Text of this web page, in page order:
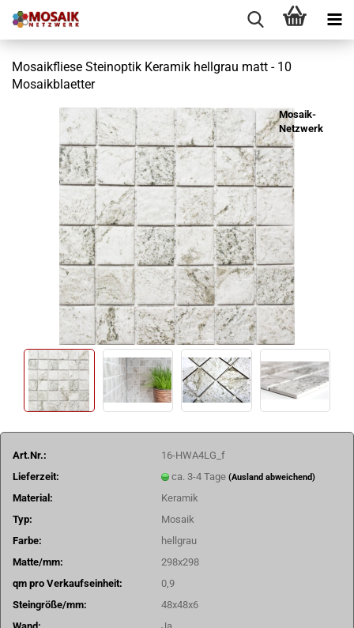
Mosaikfliese Steinoptik Keramik hellgrau matt - 10
Mosaikblaetter
Mosaik-
Netzwerk
Art.Nr.:
16-HWA4LG_f
Lieferzeit:
ca. 3-4 Tage(Ausland abweichend)
Material:
Keramik
Typ:
Mosaik
Farbe:
hellgrau
Matte/mm:
298x298
qm pro Verkaufseinheit:
0,9
Steingröße/mm:
48x48x6
Wand:
Ja